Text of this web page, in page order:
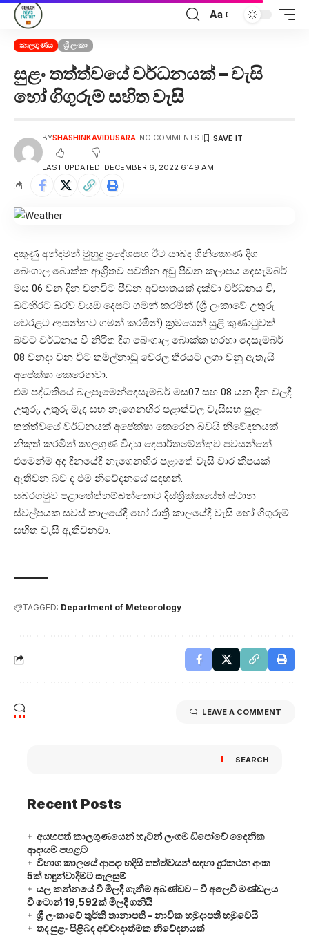
Aa
කාලගුණය ශ්‍රී ලංකා
සුළං තත්ත්වයේ වර්ධනයක් – වැසි
හෝ ගිගුරුම් සහිත වැසි
LAST UPDATED: DECEMBER 6, 2022 6:49 AM
BYSHASHINKAVIDUSARA NO COMMENTS
දකුණු අන්දමන් මුහුදු ප්‍රදේශසහ ඊට යාබද ගිනිකොණ දිග
බෙංගාල බොක්ක ආශ්‍රිතව පවතින අඩු පීඩන කලාපය දෙසැම්බර්
මස 06 වන දින වනවිට පීඩන අවපාතයක් දක්වා වර්ධනය වී,
බටහිරට බරව වයඹ දෙසට ගමන් කරමින් (ශ්‍රී ලංකාවේ උතුරු
වෙරළට ආසන්නව ගමන් කරමින්) ක්‍රමයෙන් සුළි කුණාටුවක්
බවට වර්ධනය වී නිරිත දිග බෙංගාල බොක්ක හරහා දෙසැම්බර්
08 වනදා වන විට තමිල්නාඩු වෙරල තීරයට ලගා වනු ඇතැයි
අපේක්ෂා කෙරෙනවා.
එම පද්ධතියේ බලපෑමෙන්දෙසැම්බර් මස07 සහ 08 යන දින වලදී
උතුරු, උතුරු මැද සහ නැගෙනහිර පළාත්වල වැසිසහ සුළං
තත්ත්වයේ වර්ධනයක් අපේක්ෂා කෙරෙන බවයි නිවේදනයක්
නිකුත් කරමින් කාලගුණ විද්‍යා දෙපාර්තමේන්තුව පවසන්නේ.
එමෙන්ම අද දිනයේදී නැගෙනහිර පළාතේ වැසි වාර කීපයක්
ඇතිවන බව ද එම නිවේදනයේ සඳහන්.
සබරගමුව පළාතේත්හම්බන්තොට දිස්ත්‍රික්කයේත් ස්ථාන
ස්වල්පයක සවස් කාලයේදී හෝ රාත්‍රී කාලයේදී වැසි හෝ ගිගුරුම්
සහිත වැසි ඇතිවනවා.
TAGGED: Department of Meteorology
LEAVE A COMMENT
SEARCH
Recent Posts
අයහපත් කාලගුණයෙන් හැටන් ලංගම ඩිපෝවේ දෛනික
ආදායම පහළට
විභාග කාලයේ ආපදා හදිසි තත්ත්වයන් සඳහා දුරකථන අංක
5ක් හඳුන්වාදීමට සැලසුම්
යල කන්නයේ වී මිලදී ගැනීම් අඛණ්ඩව – වී අලෙවි මණ්ඩලය
වී ටොන් 19,592ක් මිලදී ගනියි
ශ්‍රී ලංකාවේ තුර්කි තානාපති – නාවික හමුදාපති හමුවෙයි
තද සුළං පිළිබඳ අවවාදාත්මක නිවේදනයක්